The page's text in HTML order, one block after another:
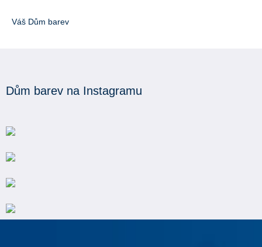
Váš Dům barev
Dům barev na Instagramu